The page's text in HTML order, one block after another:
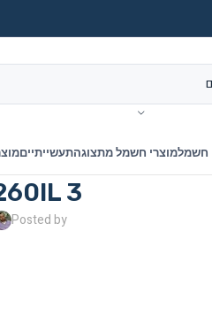
חשמלמוצרי חשמל מתצוגהתעשייתיים
3
Posted by